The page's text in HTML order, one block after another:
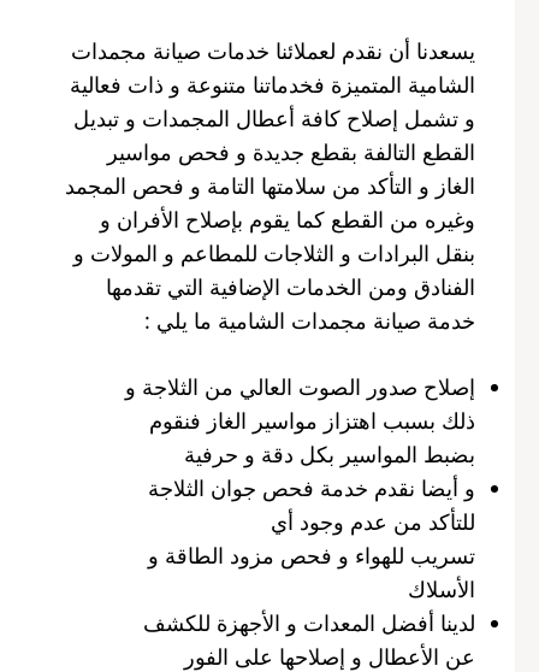
يسعدنا أن نقدم لعملائنا خدمات صيانة مجمدات
الشامية المتميزة فخدماتنا متنوعة و ذات فعالية
و تشمل إصلاح كافة أعطال المجمدات و تبديل
القطع التالفة بقطع جديدة و فحص مواسير
الغاز و التأكد من سلامتها التامة و فحص المجمد
وغيره من القطع كما يقوم بإصلاح الأفران و
بنقل البرادات و الثلاجات للمطاعم و المولات و
الفنادق ومن الخدمات الإضافية التي تقدمها
خدمة صيانة مجمدات الشامية ما يلي :
إصلاح صدور الصوت العالي من الثلاجة و
ذلك بسبب اهتزاز مواسير الغاز فنقوم
بضبط المواسير بكل دقة و حرفية
و أيضا نقدم خدمة فحص جوان الثلاجة
للتأكد من عدم وجود أي
تسريب للهواء و فحص مزود الطاقة و
الأسلاك
لدينا أفضل المعدات و الأجهزة للكشف
عن الأعطال و إصلاحها على الفور